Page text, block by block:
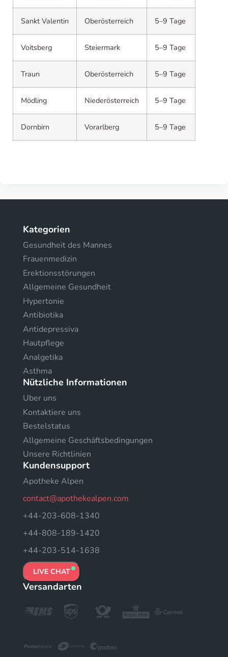
Sankt Valentin Oberösterreich 5–9 Tage
Voitsberg Steiermark 5–9 Tage
Traun Oberösterreich 5–9 Tage
Mödling Niederösterreich 5–9 Tage
Dornbirn Vorarlberg 5–9 Tage
Kategorien
Gesundheit des Mannes
Frauenmedizin
Erektionsstörungen
Allgemeine Gesundheit
Hypertonie
Antibiotika
Antidepressiva
Hautpflege
Analgetika
Asthma
Nützliche Informationen
Uber uns
Kontaktiere uns
Bestelstatus
Allgemeine Geschäftsbedingungen
Unsere Richtlinien
Kundensupport
Apotheke Alpen
contact@apothekealpen.com
+44-203-608-1340
+44-808-189-1420
+44-203-514-1638
LIVE CHAT
Versandarten